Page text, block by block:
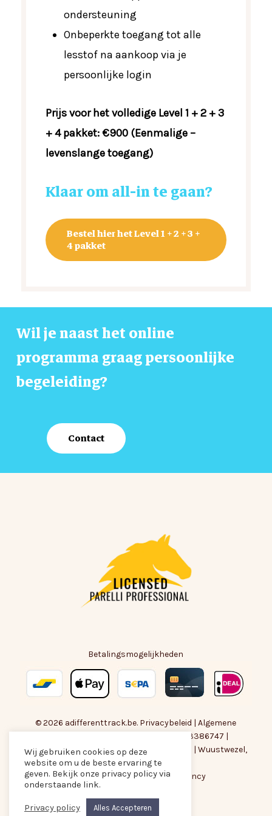
Subtotaal:
Bekijk Winkelwagen
ondersteuning
Onbeperkte toegang tot alle
lesstof na aankoop via je
persoonlijke login
Prijs voor het volledige Level 1 + 2 + 3
+ 4 pakket: €900 (Eenmalige –
levenslange toegang)
Klaaromall-integaan?
Bestel hier het Level 1 + 2 + 3 +
4 pakket
Wiljenaasthetonline
programmagraagpersoonlijke
begeleiding?
Contact
Betalingsmogelijkheden
© 2026 adifferenttrack.be. Privacybeleid |Algemene
| BTW-nummer : BE0783386747 |
amber@adifferenttrack.be|+32474118828
| Wuustwezel,
België
Met liefde gemaakt doorAre Agency
facebookinstagram
Wij gebruiken cookies op deze
website om u de beste ervaring te
geven. Bekijk onze privacy policy via
onderstaande link.
Privacy policy Alles Accepteren